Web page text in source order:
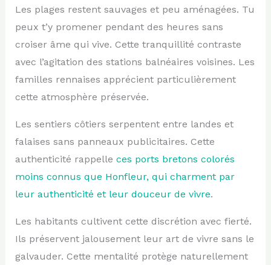
Les plages restent sauvages et peu aménagées. Tu
peux t’y promener pendant des heures sans
croiser âme qui vive. Cette tranquillité contraste
avec l’agitation des stations balnéaires voisines. Les
familles rennaises apprécient particulièrement
cette atmosphère préservée.
Les sentiers côtiers serpentent entre landes et
falaises sans panneaux publicitaires. Cette
authenticité rappelle ces ports bretons colorés
moins connus que Honfleur, qui charment par
leur authenticité et leur douceur de vivre.
Les habitants cultivent cette discrétion avec fierté.
Ils préservent jalousement leur art de vivre sans le
galvauder. Cette mentalité protège naturellement